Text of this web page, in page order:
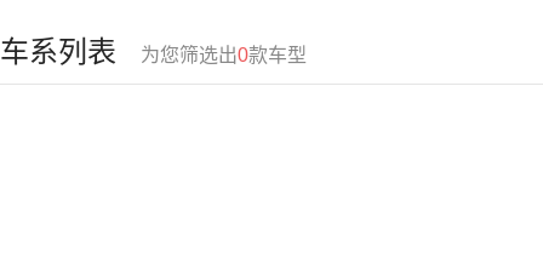
车系列表 为您筛选出0款车型